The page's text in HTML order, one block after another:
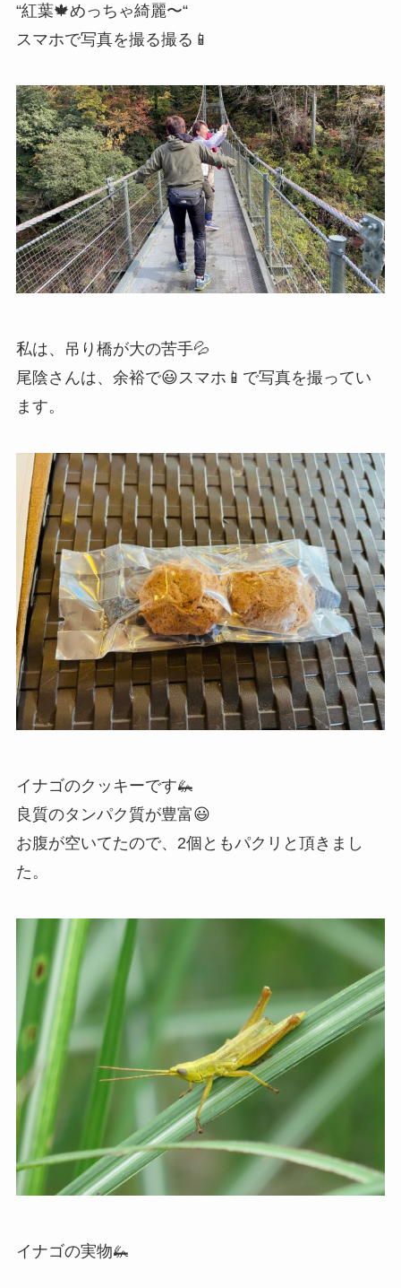
“紅葉🍁めっちゃ綺麗〜“
スマホで写真を撮る撮る📱
私は、吊り橋が大の苦手💦
尾陰さんは、余裕で😃スマホ📱で写真を撮ってい
ます。
イナゴのクッキーです🦗
良質のタンパク質が豊富😃
お腹が空いてたので、2個ともパクリと頂きまし
た。
イナゴの実物🦗